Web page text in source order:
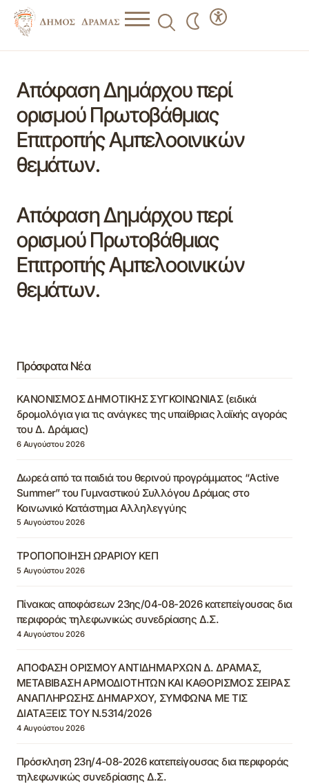
Απόφαση Δημάρχου περί
ορισμού Πρωτοβάθμιας
Επιτροπής Αμπελοοινικών
θεμάτων.
Απόφαση Δημάρχου περί
ορισμού Πρωτοβάθμιας
Επιτροπής Αμπελοοινικών
θεμάτων.
Πρόσφατα Νέα
ΚΑΝΟΝΙΣΜΟΣ ΔΗΜΟΤΙΚΗΣ ΣΥΓΚΟΙΝΩΝΙΑΣ (ειδικά
δρομολόγια για τις ανάγκες της υπαίθριας λαϊκής αγοράς
του Δ. Δράμας)
6 Αυγούστου 2026
Δωρεά από τα παιδιά του θερινού προγράμματος “Active
Summer” του Γυμναστικού Συλλόγου Δράμας στο
Κοινωνικό Κατάστημα Αλληλεγγύης
5 Αυγούστου 2026
ΤΡΟΠΟΠΟΙΗΣΗ ΩΡΑΡΙΟΥ ΚΕΠ
5 Αυγούστου 2026
Πίνακας αποφάσεων 23ης/04-08-2026 κατεπείγουσας δια
περιφοράς τηλεφωνικώς συνεδρίασης Δ.Σ.
4 Αυγούστου 2026
ΑΠΟΦΑΣΗ ΟΡΙΣΜΟΥ ΑΝΤΙΔΗΜΑΡΧΩΝ Δ. ΔΡΑΜΑΣ,
ΜΕΤΑΒΙΒΑΣΗ ΑΡΜΟΔΙΟΤΗΤΩΝ ΚΑΙ ΚΑΘΟΡΙΣΜΟΣ ΣΕΙΡΑΣ
ΑΝΑΠΛΗΡΩΣΗΣ ΔΗΜΑΡΧΟΥ, ΣΥΜΦΩΝΑ ΜΕ ΤΙΣ
ΔΙΑΤΑΞΕΙΣ ΤΟΥ Ν.5314/2026
4 Αυγούστου 2026
Πρόσκληση 23η/4-08-2026 κατεπείγουσας δια περιφοράς
τηλεφωνικώς συνεδρίασης Δ.Σ.